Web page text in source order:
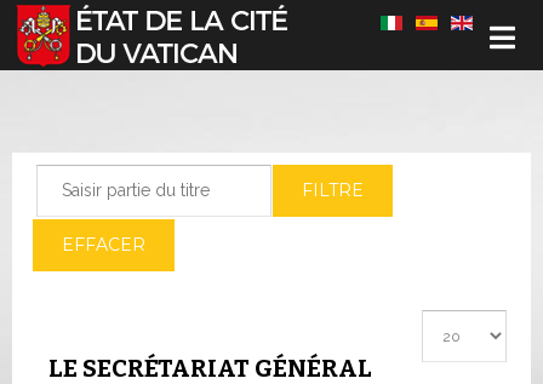
Sélectionnez votre langue
FILTRE
EFFACER
LE SECRÉTARIAT GÉNÉRAL